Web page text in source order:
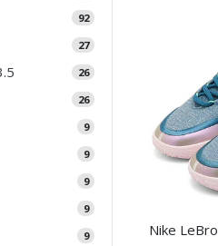
92
27
26
26
9
9
9
9
9 Nike